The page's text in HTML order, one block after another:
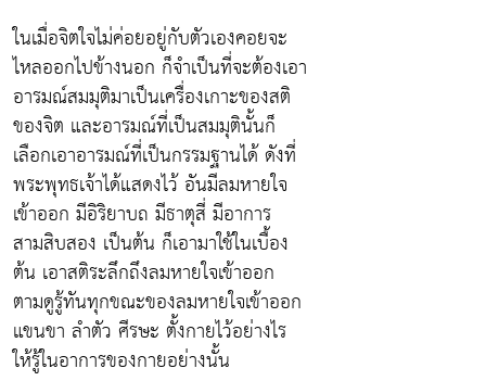
ในเมื่อจิตใจไม่ค่อยอยู่กับตัวเองคอยจะ
ไหลออกไปข้างนอก ก็จำเป็นที่จะต้องเอา
อารมณ์สมมุติมาเป็นเครื่องเกาะของสติ
ของจิต และอารมณ์ที่เป็นสมมุตินั้นก็
เลือกเอาอารมณ์ที่เป็นกรรมฐานได้ ดังที่
พระพุทธเจ้าได้แสดงไว้ อันมีลมหายใจ
เข้าออก มีอิริยาบถ มีธาตุสี่ มีอาการ
สามสิบสอง เป็นต้น ก็เอามาใช้ในเบื้อง
ต้น เอาสติระลึกถึงลมหายใจเข้าออก
ตามดูรู้ทันทุกขณะของลมหายใจเข้าออก
แขนขา ลำตัว ศีรษะ ตั้งกายไว้อย่างไร
ให้รู้ในอาการของกายอย่างนั้น